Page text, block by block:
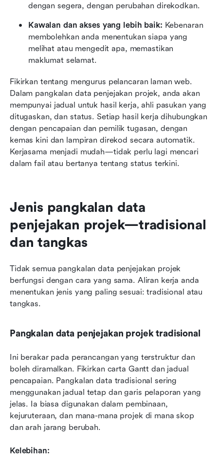
dengan segera, dengan perubahan direkodkan.
Kawalan dan akses yang lebih baik: Kebenaran
membolehkan anda menentukan siapa yang
melihat atau mengedit apa, memastikan
maklumat selamat.
Fikirkan tentang mengurus pelancaran laman web.
Dalam pangkalan data penjejakan projek, anda akan
mempunyai jadual untuk hasil kerja, ahli pasukan yang
ditugaskan, dan status. Setiap hasil kerja dihubungkan
dengan pencapaian dan pemilik tugasan, dengan
kemas kini dan lampiran direkod secara automatik.
Kerjasama menjadi mudah—tidak perlu lagi mencari
dalam fail atau bertanya tentang status terkini.
Jenis pangkalan data
penjejakan projek—tradisional
dan tangkas
Tidak semua pangkalan data penjejakan projek
berfungsi dengan cara yang sama. Aliran kerja anda
menentukan jenis yang paling sesuai: tradisional atau
tangkas.
Pangkalan data penjejakan projek tradisional
Ini berakar pada perancangan yang terstruktur dan
boleh diramalkan. Fikirkan carta Gantt dan jadual
pencapaian. Pangkalan data tradisional sering
menggunakan jadual tetap dan garis pelaporan yang
jelas. Ia biasa digunakan dalam pembinaan,
kejuruteraan, dan mana-mana projek di mana skop
dan arah jarang berubah.
Kelebihan: